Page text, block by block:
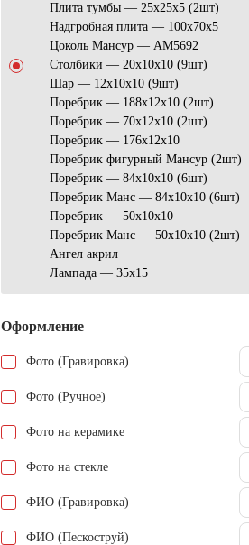
Плита тумбы — 25х25х5 (2шт)
Надгробная плита — 100x70x5
Цоколь Мансур — AM5692
Столбики — 20х10х10 (9шт)
Шар — 12х10х10 (9шт)
Поребрик — 188х12х10 (2шт)
Поребрик — 70х12х10 (2шт)
Поребрик — 176х12х10
Поребрик фигурный Мансур (2шт)
Поребрик — 84х10х10 (6шт)
Поребрик Манс — 84х10х10 (6шт)
Поребрик — 50х10х10
Поребрик Манс — 50х10х10 (2шт)
Ангел акрил
Лампада — 35х15
Оформление
Фото (Гравировка)
Фото (Ручное)
Фото на керамике
Фото на стекле
ФИО (Гравировка)
ФИО (Пескоструй)